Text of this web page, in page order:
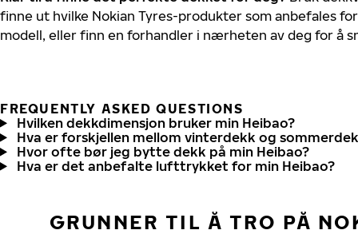
finne ut hvilke Nokian Tyres-produkter som anbefales
modell, eller finn en forhandler i nærheten av deg for å
FREQUENTLY ASKED QUESTIONS
Hvilken dekkdimensjon bruker min Heibao?
Hva er forskjellen mellom vinterdekk og
Hvor ofte bør jeg bytte dekk på min Heibao?
Hva er det anbefalte lufttrykket for min Heibao?
GRUNNER TIL Å TRO PÅ